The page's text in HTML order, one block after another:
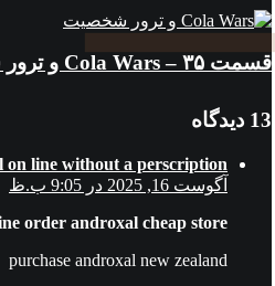
قسمت ۳۵ – Cola Wars و ترور شخصیت
13 دیدگاه
on line without a perscription
آگوست 16, 2025 در 9:05 ب.ظ
order androxal cheap store
purchase androxal new zealand